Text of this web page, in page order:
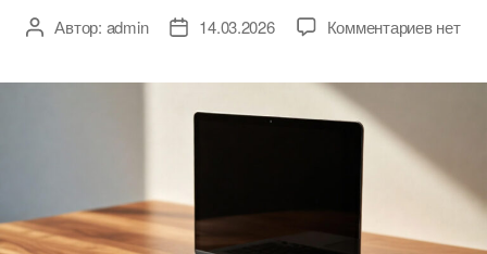
АвторАвтор: admin
Дата14.03.2026 Комментариевк
нет